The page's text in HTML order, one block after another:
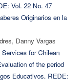
Vol. 22 No. 47
Originarios en la
Danny Vargas
for Chilean
of the period
Educativos. REDE: